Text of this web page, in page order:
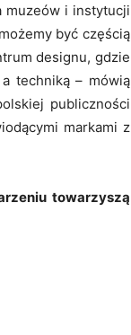
muzeów i instytucji
być częścią
designu, gdzie
techniką – mówią
publiczności
markami z
towarzyszą